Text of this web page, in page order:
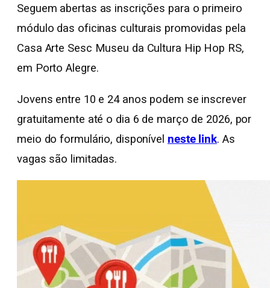
Seguem abertas as inscrições para o primeiro
módulo das oficinas culturais promovidas pela
Casa Arte Sesc Museu da Cultura Hip Hop RS,
em Porto Alegre.
Jovens entre 10 e 24 anos podem se inscrever
gratuitamente até o dia 6 de março de 2026, por
meio do formulário, disponível neste link. As
vagas são limitadas.